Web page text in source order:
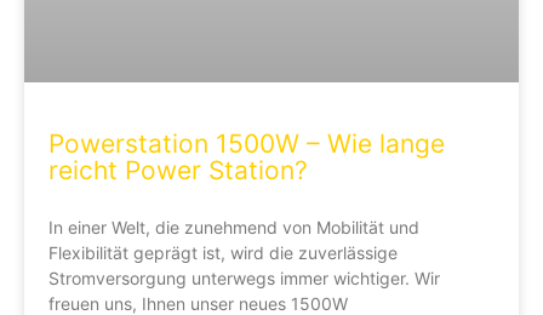
Powerstation 1500W – Wie lange
reicht Power Station?
In einer Welt, die zunehmend von Mobilität und
Flexibilität geprägt ist, wird die zuverlässige
Stromversorgung unterwegs immer wichtiger. Wir
freuen uns, Ihnen unser neues 1500W